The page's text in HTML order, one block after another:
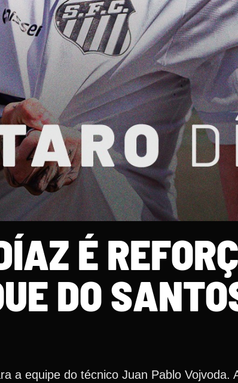
É
DO
a equipe do técnico Juan Pablo Vojvoda.